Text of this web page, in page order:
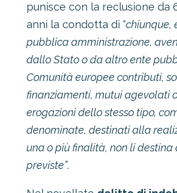
punisce con la reclusione da
anni la condotta di “chiunque,
pubblica amministrazione,
dallo Stato o da altro ente
Comunità europee contributi,
finanziamenti, mutui agevolati
erogazioni dello stesso tipo,
denominate, destinati alla
una o più finalità, non li
previste”.